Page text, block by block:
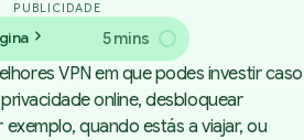
PUBLICIDADE
5 mins
VPN em que podes investir caso
online, desbloquear
quando estás a viajar, ou